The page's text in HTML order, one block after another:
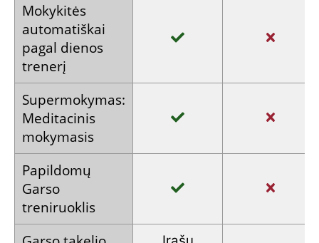
Mokykitės
automatiškai
pagal dienos
trenerį
Supermokymas:
Meditacinis
mokymasis
Papildomų
Garso
treniruoklis